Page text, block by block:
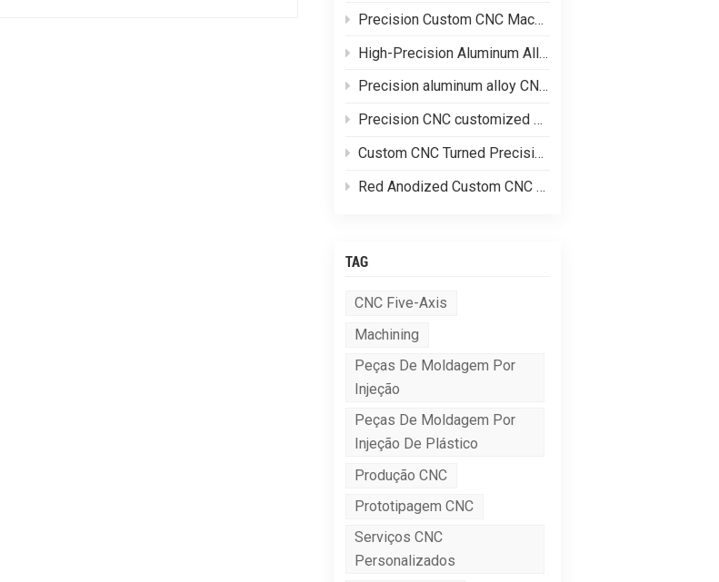
Precision Custom CNC Machining of Stainless Steel Flange Shaft Heads
High-Precision Aluminum Alloy CNC Custom Machining
Precision aluminum alloy CNC customized processing of shell parts
Precision CNC customized processing of aluminum alloy parts
Custom CNC Turned Precision Brass Machining Components
Red Anodized Custom CNC Machined Aluminum Structural Components
TAG
CNC Five-Axis
Machining
Peças De Moldagem Por
Injeção
Peças De Moldagem Por
Injeção De Plástico
Produção CNC
Prototipagem CNC
Serviços CNC
Personalizados